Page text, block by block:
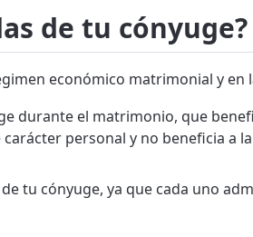
de tu cónyuge?
económico matrimonial y en
durante el matrimonio, que
personal y no beneficia a
tu cónyuge, ya que cada uno